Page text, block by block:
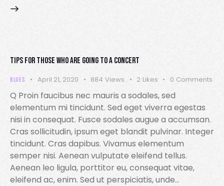
TIPS FOR THOSE WHO ARE GOING TO A CONCERT
BLUES April 21, 2020 884 Views 2 Likes 0 Comments
Q Proin faucibus nec mauris a sodales, sed
elementum mi tincidunt. Sed eget viverra egestas
nisi in consequat. Fusce sodales augue a accumsan.
Cras sollicitudin, ipsum eget blandit pulvinar. Integer
tincidunt. Cras dapibus. Vivamus elementum
semper nisi. Aenean vulputate eleifend tellus.
Aenean leo ligula, porttitor eu, consequat vitae,
eleifend ac, enim. Sed ut perspiciatis, unde…